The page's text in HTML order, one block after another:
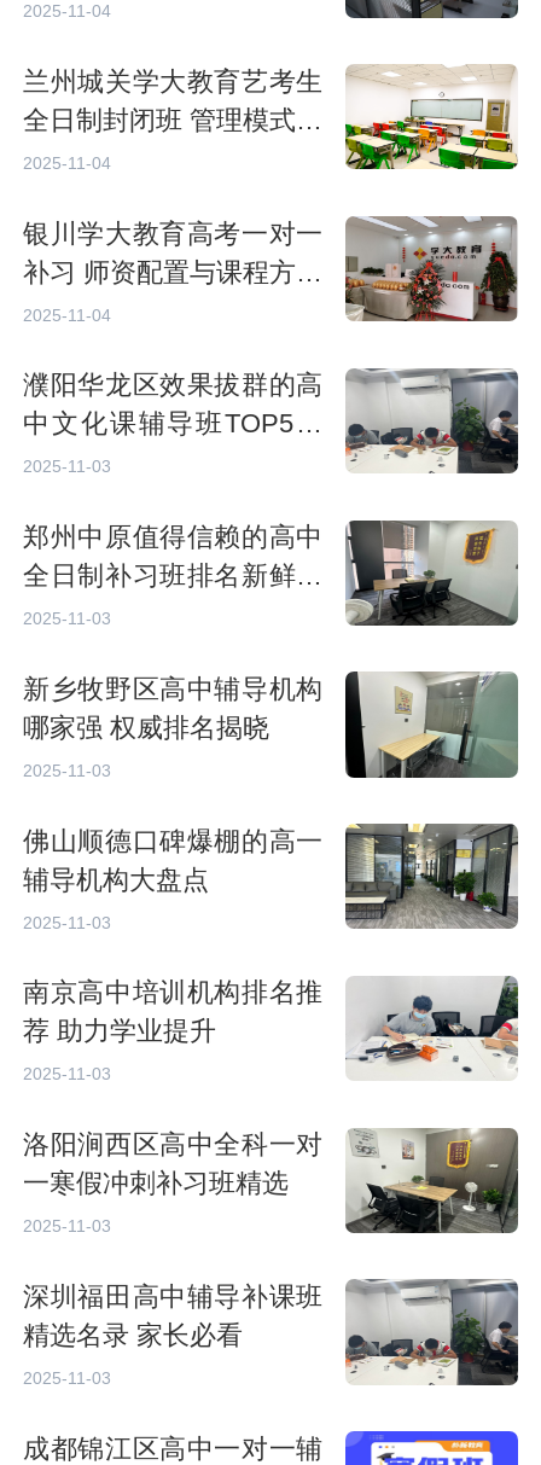
2025-11-04
兰州城关学大教育艺考生
全日制封闭班 管理模式与
效果解析
2025-11-04
银川学大教育高考一对一
补习 师资配置与课程方案
详解
2025-11-04
濮阳华龙区效果拔群的高
中文化课辅导班TOP5榜
单
2025-11-03
郑州中原值得信赖的高中
全日制补习班排名新鲜出
炉
2025-11-03
新乡牧野区高中辅导机构
哪家强 权威排名揭晓
2025-11-03
佛山顺德口碑爆棚的高一
辅导机构大盘点
2025-11-03
南京高中培训机构排名推
荐 助力学业提升
2025-11-03
洛阳涧西区高中全科一对
一寒假冲刺补习班精选
2025-11-03
深圳福田高中辅导补课班
精选名录 家长必看
2025-11-03
成都锦江区高中一对一辅